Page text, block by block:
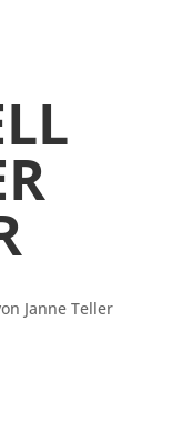
Janne Teller